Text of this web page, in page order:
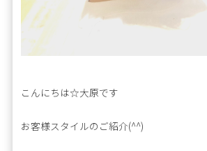
こんにちは☆大原です
お客様スタイルのご紹介(^^)